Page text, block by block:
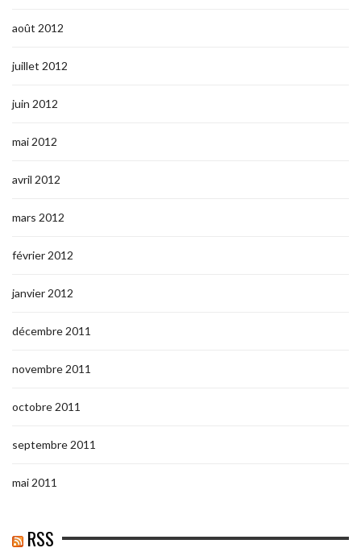
août 2012
juillet 2012
juin 2012
mai 2012
avril 2012
mars 2012
février 2012
janvier 2012
décembre 2011
novembre 2011
octobre 2011
septembre 2011
mai 2011
RSS